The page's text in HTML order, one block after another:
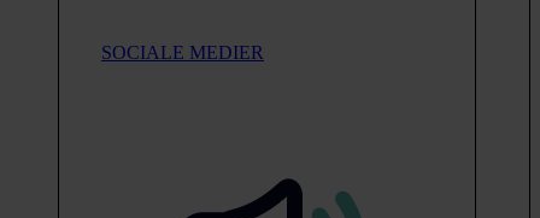
SOCIALE MEDIER